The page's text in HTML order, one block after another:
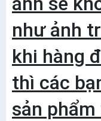
như ảnh
khi hàng
thì các
sản